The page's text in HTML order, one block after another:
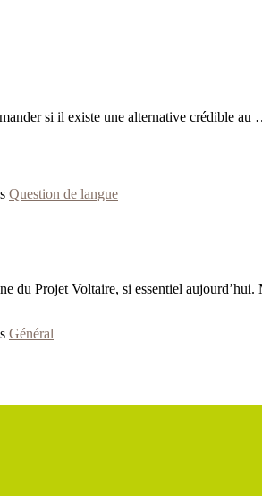
si il existe une alternative crédible au
Question de langue
du Projet Voltaire, si essentiel
Général